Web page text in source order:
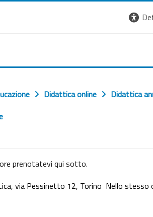
Didattica online Didattica
prenotatevi qui sotto.
via Pessinetto 12, Torino Nello stesso